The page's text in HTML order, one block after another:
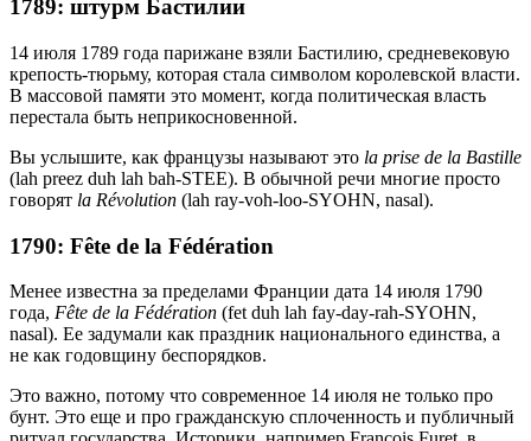
1789: штурм Бастилии
14 июля 1789 года парижане взяли Бастилию, средневековую
крепость-тюрьму, которая стала символом королевской власти.
В массовой памяти это момент, когда политическая власть
перестала быть неприкосновенной.
Вы услышите, как французы называют это la prise de la Bastille
(lah preez duh lah bah-STEE). В обычной речи многие просто
говорят la Révolution (lah ray-voh-loo-SYOHN, nasal).
1790: Fête de la Fédération
Менее известна за пределами Франции дата 14 июля 1790
года, Fête de la Fédération (fet duh lah fay-day-rah-SYOHN,
nasal). Ее задумали как праздник национального единства, а
не как годовщину беспорядков.
Это важно, потому что современное 14 июля не только про
бунт. Это еще и про гражданскую сплоченность и публичный